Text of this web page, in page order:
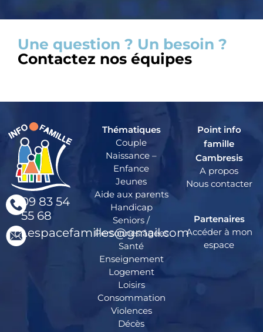
Une question ? Un besoin ?
Contactez nos équipes
09 83 54
55 68
cr.espacefamilles@gmail.com
Thématiques
Couple
Naissance –
Enfance
Jeunes
Aide aux parents
Handicap
Seniors /
Personnes âgées
Santé
Enseignement
Logement
Loisirs
Consommation
Violences
Décès
Point info
famille
Cambresis
A propos
Nous contacter
Partenaires
Accéder à mon
espace